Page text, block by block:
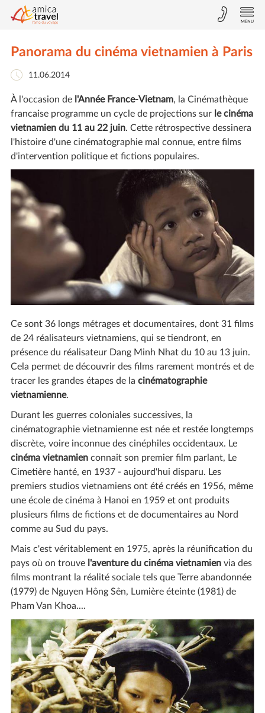
Panorama du cinéma vietnamien à Paris
11.06.2014
À l'occasion de l'Année France-Vietnam, la Cinémathèque
francaise programme un cycle de projections sur le cinéma
vietnamien du 11 au 22 juin. Cette rétrospective dessinera
l'histoire d'une cinématographie mal connue, entre films
d'intervention politique et fictions populaires.
Ce sont 36 longs métrages et documentaires, dont 31 films
de 24 réalisateurs vietnamiens, qui se tiendront, en
présence du réalisateur Dang Minh Nhat du 10 au 13 juin.
Cela permet de découvrir des films rarement montrés et de
tracer les grandes étapes de la cinématographie
vietnamienne.
Durant les guerres coloniales successives, la
cinématographie vietnamienne est née et restée longtemps
discrète, voire inconnue des cinéphiles occidentaux. Le
cinéma vietnamien connait son premier film parlant, Le
Cimetière hanté, en 1937 - aujourd'hui disparu. Les
premiers studios vietnamiens ont été créés en 1956, même
une école de cinéma à Hanoi en 1959 et ont produits
plusieurs films de fictions et de documentaires au Nord
comme au Sud du pays.
Mais c'est véritablement en 1975, après la réunification du
pays où on trouvel'aventure du cinéma vietnamienvia des
films montrant la réalité sociale tels que Terre abandonnée
(1979) de Nguyen Hông Sên, Lumière éteinte (1981) de
Pham Van Khoa....